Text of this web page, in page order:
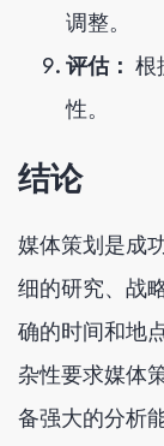
调整。
评估： 根
性。
结论
媒体策划是成
细的研究、战
确的时间和地
杂性要求媒体
备强大的分析